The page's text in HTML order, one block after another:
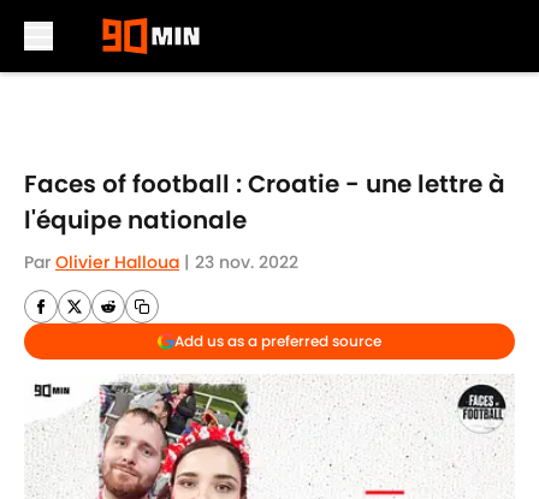
Faces of football : Croatie - une lettre à
l'équipe nationale
Par Olivier Halloua | 23 nov. 2022
Add us as a preferred source